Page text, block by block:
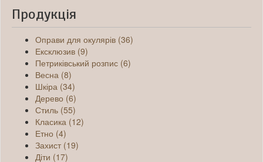
Продукція
Оправи для окулярів (36)
Ексклюзив (9)
Петриківський розпис (6)
Весна (8)
Шкіра (34)
Дерево (6)
Стиль (55)
Класика (12)
Етно (4)
Захист (19)
Діти (17)